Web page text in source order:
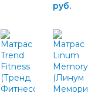
руб.